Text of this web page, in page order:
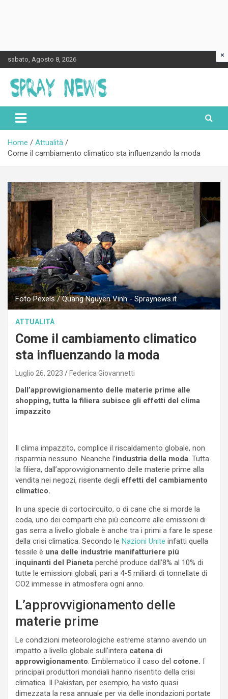
to
content
sabato, Agosto 8, 2026
Spraynews.it
Home
Attualità
Come il cambiamento climatico sta influenzando la moda
Foto Pexels / Quang Nguyen Vinh - Spraynews.it
ATTUALITÀ
Come il cambiamento climatico
sta influenzando la moda
Luglio 26, 2023 Federica Giovannetti
Dall’approvvigionamento delle materie prime alle
shopping, tutta la filiera subisce gli effetti del clima
impazzito
Il clima impazzito, complice il riscaldamento globale, non
risparmia nessuno. Neanche l’industria della moda. Tutta
la filiera, dall’approvvigionamento delle materie prime alla
vendita nei negozi, risente degli effetti del cambiamento
climatico.
In una specie di cortocircuito, o di cane che si morde la
coda, uno dei comparti che più concorre alle emissioni di
gas serra a livello globale è anche tra i primi a fare le spese
della crisi climatica. Secondo le Nazioni Unite infatti quella
tessile è una delle industrie manifatturiere più
inquinanti del Pianeta perché produce dall’8% al 10% di
tutte le emissioni globali, pari a 4-5 miliardi di tonnellate di
CO2 immesse in atmosfera ogni anno.
L’approvvigionamento delle
materie prime
Le condizioni meteorologiche estreme stanno avendo un
impatto a livello globale sull’intera catena di
approvvigionamento. Emblematico il caso del cotone.
principali produttori mondiali hanno risentito della crisi
climatica. Il Pakistan, per esempio, ha visto quasi
dimezzata la resa annuale per via delle inondazioni portate
×